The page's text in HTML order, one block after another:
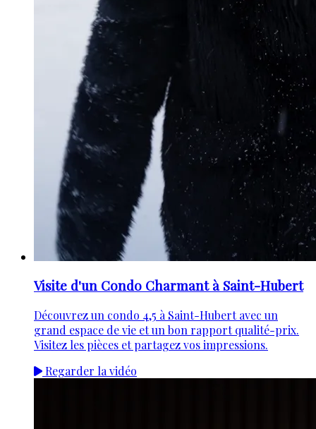
Visite d'un Condo Charmant à Saint-Hubert
Découvrez un condo 4,5 à Saint-Hubert avec un
grand espace de vie et un bon rapport qualité-prix.
Visitez les pièces et partagez vos impressions.
Regarder la vidéo